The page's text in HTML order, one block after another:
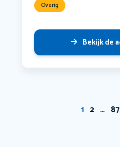
Overig
Bekijk de
1 2 …